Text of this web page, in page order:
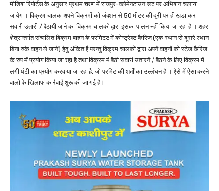
मीडिया रिपोर्टस के अनुसार प्रथम चरण में राजपुर-क्लेमेनटाउन रूट पर अभियान चलाया
जायेगा। विक्रम चालक अपने विक्रमों को जंक्शन से 50 मीटर की दूरी पर ही खडा कर
सवारी उतारी / बैठायी जाने का विक्रम चालकों द्वारा इसका पालन नहीं किया जा रहा है । शहर
क्षेत्रान्तर्गत संचालित विक्रम वाहन के परमिटट में कोन्ट्रेक्ट कैरिज (एक स्थान से दूसरे स्थान
बिना रुके वाहन ले जाने) हेतु अंकित है परन्तु विक्रम चालकों द्वारा अपनें वाहनों को स्टेज कैरिज
के रुप में प्रयोग किया जा रहा है तथा विक्रम में बैठी सवारी उतारनें / बैठने के लिए विक्रम में
लगी घंटी का प्रयोग करवाया जा रहा है, जो परमिट की शर्तों का उल्लंघन है । ऐसे में ऐसा करने
वालो के खिलाफ कार्रवाई शुरू की जा गई है।